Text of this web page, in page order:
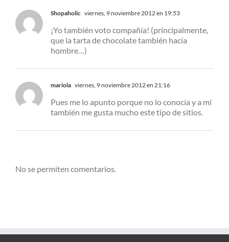
Shopaholic viernes, 9 noviembre 2012 en 19:53
¡Yo también voto compañía! (principalmente,
que la tarta de chocolate también hacía
hombre…)
mariola viernes, 9 noviembre 2012 en 21:16
Pues me lo apunto porque no lo conocía y a mí
también me gusta mucho este tipo de sitios.
No se permiten comentarios.